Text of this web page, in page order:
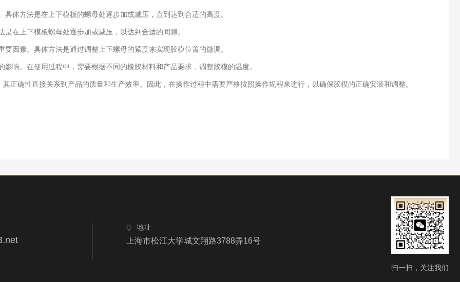
方法是在上下模板的螺母处逐步加或减压，直到达到合适的高度。
上下模板螺母处逐步加或减压，以达到合适的间隙。
素。具体方法是通过调整上下螺母的紧度来实现胶模位置的微调。
。在使用过程中，需要根据不同的橡胶材料和产品要求，调整胶模的温度。
正确性直接关系到产品的质量和生产效率。因此，在操作过程中需要严格按照操作规程来进行，以确保胶模的正确安装和调整。
地址
上海市松江大学城文翔路3788弄16号
扫一扫，关注我们